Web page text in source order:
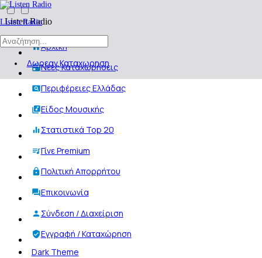
Listen Radio
Δωρεαν Καταχωρηση
Listen Radio
Αρχική
Νέες Καταχωρήσεις
Περιφέρειες Ελλάδας
Είδος Μουσικής
Στατιστικά Top 20
Γίνε Premium
Πολιτική Απορρήτου
Επικοινωνία
Σύνδεση / Διαχείριση
Εγγραφή / Καταχώρηση
Dark Theme